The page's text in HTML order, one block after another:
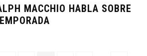
MACCHIO HABLA SOBRE